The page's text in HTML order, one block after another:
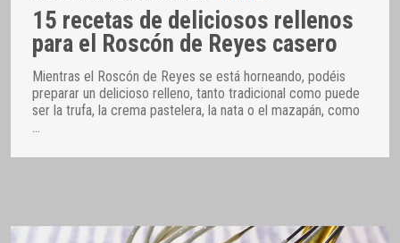
15 recetas de deliciosos rellenos
para el Roscón de Reyes casero
Mientras el Roscón de Reyes se está horneando, podéis
preparar un delicioso relleno, tanto tradicional como puede
ser la trufa, la crema pastelera, la nata o el mazapán, como
…